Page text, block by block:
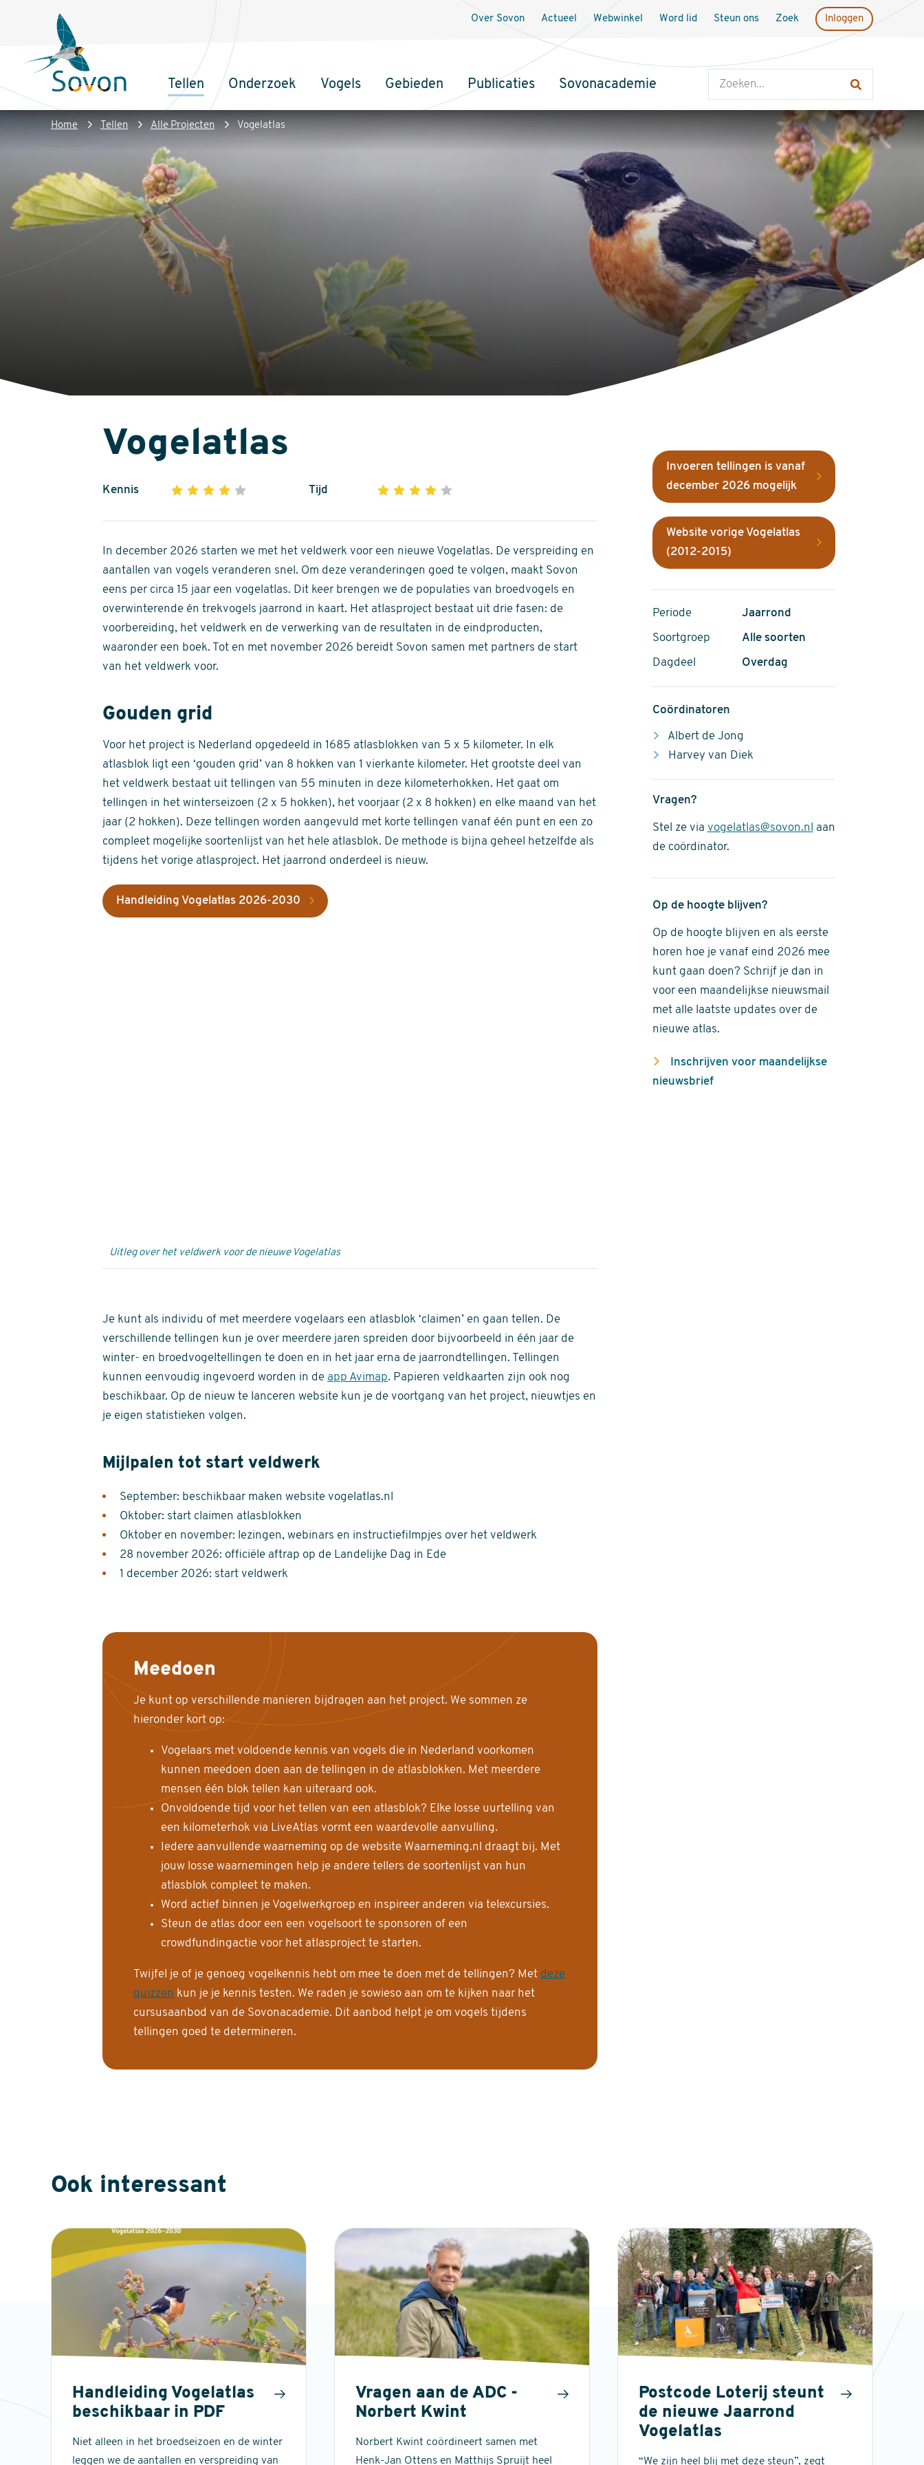
inhoud
Sovon
Homepage
Hoofdnavigatie
Tellen Onderzoek Vogels Gebieden Publicaties Sovonacademie
Over Sovon Actueel Webwinkel Word lid Steun ons Zoek Inloggen
Kruimelpad
Home Tellen Alle Projecten Vogelatlas
Vogelatlas
Kennis 1 2 3 4
of
5
stars
Tijd 1 2 3 4
of
5
stars
In december 2026 starten we met het veldwerk voor een nieuwe Vogelatlas. De verspreiding en
aantallen van vogels veranderen snel. Om deze veranderingen goed te volgen, maakt Sovon
eens per circa 15 jaar een vogelatlas. Dit keer brengen we de populaties van broedvogels en
overwinterende én trekvogels jaarrond in kaart. Het atlasproject bestaat uit drie fasen: de
voorbereiding, het veldwerk en de verwerking van de resultaten in de eindproducten,
waaronder een boek. Tot en met november 2026 bereidt Sovon samen met partners de start
van het veldwerk voor.
Gouden grid
Voor het project is Nederland opgedeeld in 1685 atlasblokken van 5 x 5 kilometer. In elk
atlasblok ligt een ‘gouden grid’ van 8 hokken van 1 vierkante kilometer. Het grootste deel van
het veldwerk bestaat uit tellingen van 55 minuten in deze kilometerhokken. Het gaat om
tellingen in het winterseizoen (2 x 5 hokken), het voorjaar (2 x 8 hokken) en elke maand van het
jaar (2 hokken). Deze tellingen worden aangevuld met korte tellingen vanaf één punt en een zo
compleet mogelijke soortenlijst van het hele atlasblok. De methode is bijna geheel hetzelfde als
tijdens het vorige atlasproject. Het jaarrond onderdeel is nieuw.
Handleiding Vogelatlas 2026-2030
Uitleg over het veldwerk voor de nieuwe Vogelatlas
Je kunt als individu of met meerdere vogelaars een atlasblok ‘claimen’ en gaan tellen. De
verschillende tellingen kun je over meerdere jaren spreiden door bijvoorbeeld in één jaar de
winter- en broedvogeltellingen te doen en in het jaar erna de jaarrondtellingen. Tellingen
kunnen eenvoudig ingevoerd worden in de app Avimap. Papieren veldkaarten zijn ook nog
beschikbaar. Op de nieuw te lanceren website kun je de voortgang van het project, nieuwtjes en
je eigen statistieken volgen.
Mijlpalen tot start veldwerk
September: beschikbaar maken website vogelatlas.nl
Oktober: start claimen atlasblokken
Oktober en november: lezingen, webinars en instructiefilmpjes over het veldwerk
28 november 2026: officiële aftrap op de Landelijke Dag in Ede
1 december 2026: start veldwerk
Meedoen
Je kunt op verschillende manieren bijdragen aan het project. We sommen ze
hieronder kort op:
Vogelaars met voldoende kennis van vogels die in Nederland voorkomen
kunnen meedoen doen aan de tellingen in de atlasblokken. Met meerdere
mensen één blok tellen kan uiteraard ook.
Onvoldoende tijd voor het tellen van een atlasblok? Elke losse uurtelling van
een kilometerhok via LiveAtlas vormt een waardevolle aanvulling.
Iedere aanvullende waarneming op de website Waarneming.nl draagt bij. Met
jouw losse waarnemingen help je andere tellers de soortenlijst van hun
atlasblok compleet te maken.
Word actief binnen je Vogelwerkgroep en inspireer anderen via telexcursies.
Steun de atlas door een een vogelsoort te sponsoren of een
crowdfundingactie voor het atlasproject te starten.
Twijfel je of je genoeg vogelkennis hebt om mee te doen met de tellingen? Met deze
quizzen kun je je kennis testen. We raden je sowieso aan om te kijken naar het
cursusaanbod van de Sovonacademie. Dit aanbod helpt je om vogels tijdens
tellingen goed te determineren.
Invoeren tellingen is vanaf
december 2026 mogelijk
Website vorige Vogelatlas
(2012-2015)
Periode Jaarrond
Soortgroep Alle soorten
Dagdeel Overdag
Coördinatoren
Albert de Jong
Harvey van Diek
Vragen?
Stel ze via vogelatlas@sovon.nl
aan
de coördinator.
Op de hoogte blijven?
Op de hoogte blijven en als eerste
horen hoe je vanaf eind 2026 mee
kunt gaan doen? Schrijf je dan in
voor een maandelijkse nieuwsmail
met alle laatste updates over de
nieuwe atlas.
Inschrijven voor maandelijkse
nieuwsbrief
Ook interessant
Handleiding Vogelatlas
beschikbaar in PDF
Niet alleen in het broedseizoen en de winter
leggen we de aantallen en verspreiding van
Vragen aan de ADC -
Norbert Kwint
Norbert Kwint coördineert samen met
Henk-Jan Ottens en Matthijs Spruijt heel
Postcode Loterij steunt
de nieuwe Jaarrond
Vogelatlas
“We zijn heel blij met deze steun”, zegt